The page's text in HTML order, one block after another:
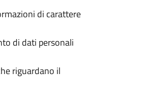
di carattere
di dati personali
riguardano il